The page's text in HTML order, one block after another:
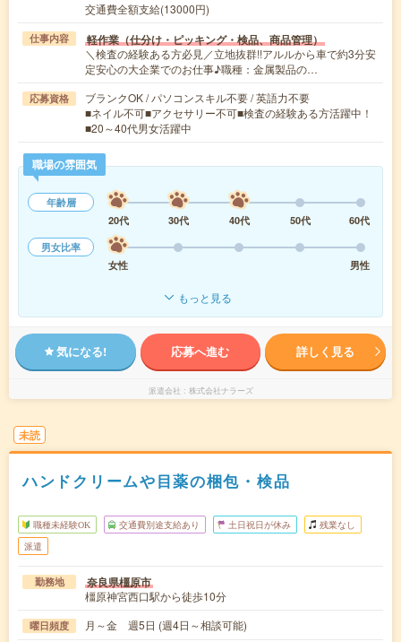
交通費全額支給(13000円)
仕事内容 軽作業（仕分け・ピッキング・検品、商品管理）
＼検査の経験ある方必見／立地抜群!!アルルから車で約3分安
定安心の大企業でのお仕事♪職種：金属製品の…
応募資格
ブランクOK / パソコンスキル不要 / 英語力不要
■ネイル不可■アクセサリー不可■検査の経験ある方活躍中！
■20～40代男女活躍中
職場の雰囲気
年齢層
20代
30代 40代 50代
60代
男女比率
女性
男性
もっと見る
気になる! 応募へ進む 詳しく見る
派遣会社 株式会社ナラーズ
未読
ハンドクリームや目薬の梱包・検品
職種未経験OK 交通費別途支給あり 土日祝日が休み 残業なし
派遣
勤務地 奈良県橿原市
橿原神宮西口駅から徒歩10分
曜日頻度 月～金 週5日 (週4日～相談可能)